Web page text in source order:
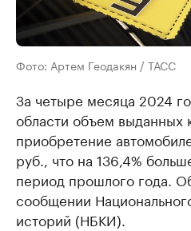
Фото: Артем Геодакян / ТАСС
За четыре месяца 2024
области объем выданных
приобретение
руб., что на 136,4%
период прошлого года.
сообщении
историй (НБКИ).